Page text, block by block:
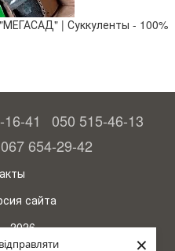
×
| Суккуленты - 100%
41
050 515-46-13
067 654-29-42
сайта
урожая